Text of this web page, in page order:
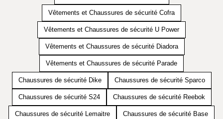
Vêtements et Chaussures de sécurité Cofra
Vêtements et Chaussures de sécurité U Power
Vêtements et Chaussures de sécurité Diadora
Vêtements et Chaussures de sécurité Parade
Chaussures de sécurité Dike Chaussures de sécurité Sparco
Chaussures de sécurité S24 Chaussures de sécurité Reebok
Chaussures de sécurité Lemaitre Chaussures de sécurité Base